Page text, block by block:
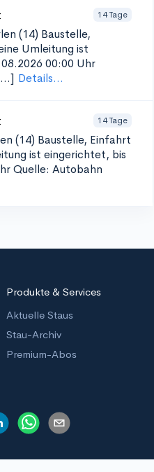
14 Tage
(14) Baustelle,
Umleitung ist
00:00 Uhr
Details...
14 Tage
(14) Baustelle, Einfahrt
ist eingerichtet, bis
Quelle: Autobahn
Produkte & Services
Aktuelle Staus
Stau-Archiv
Premium-Abos